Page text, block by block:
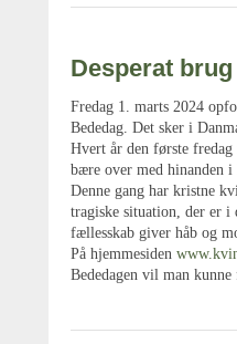
Desperat
Fredag 1. marts 2024
Bededag. Det sker i
Hvert år den første fredag
bære over med hinanden
Denne gang har kristne
tragiske situation, der er
fællesskab giver håb og
På hjemmesiden
Bededagen vil man